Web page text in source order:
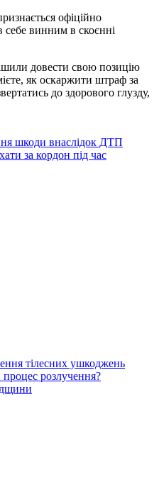
офіційно
винним в скоєнні
довести свою позицію
як оскаржити штраф за
до здорового глузду,
шкоди внаслідок ДТП
за кордон під час
тілесних ушкоджень
розлучення?